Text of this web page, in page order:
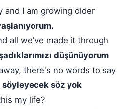
and I am growing older
all we've made it through
düşünüyorum
there's no words to say
söyleyecek söz yok
my life?